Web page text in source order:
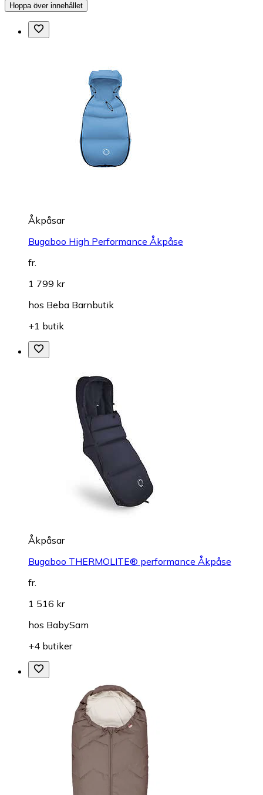
Hoppa över innehållet
Åkpåsar
Bugaboo High Performance Åkpåse
fr.
1 799 kr
hos Beba Barnbutik
+1 butik
Åkpåsar
Bugaboo THERMOLITE® performance Åkpåse
fr.
1 516 kr
hos BabySam
+4 butiker